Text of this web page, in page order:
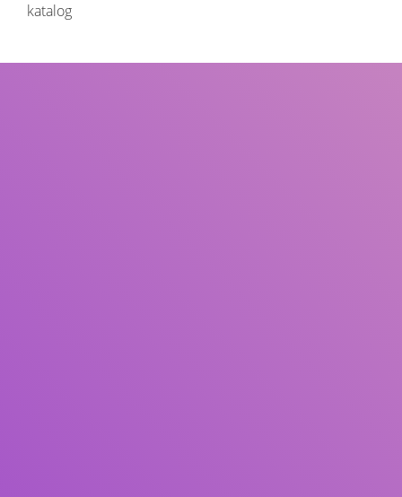
katalog